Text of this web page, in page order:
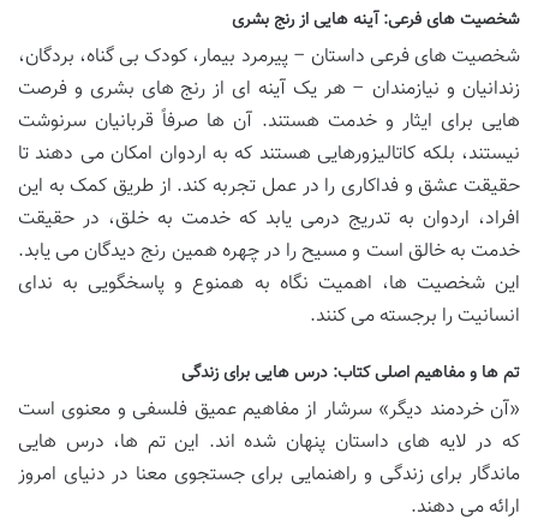
شخصیت های فرعی: آینه هایی از رنج بشری
شخصیت های فرعی داستان – پیرمرد بیمار، کودک بی گناه، بردگان،
زندانیان و نیازمندان – هر یک آینه ای از رنج های بشری و فرصت
هایی برای ایثار و خدمت هستند. آن ها صرفاً قربانیان سرنوشت
نیستند، بلکه کاتالیزورهایی هستند که به اردوان امکان می دهند تا
حقیقت عشق و فداکاری را در عمل تجربه کند. از طریق کمک به این
افراد، اردوان به تدریج درمی یابد که خدمت به خلق، در حقیقت
خدمت به خالق است و مسیح را در چهره همین رنج دیدگان می یابد.
این شخصیت ها، اهمیت نگاه به همنوع و پاسخگویی به ندای
انسانیت را برجسته می کنند.
تم ها و مفاهیم اصلی کتاب: درس هایی برای زندگی
«آن خردمند دیگر» سرشار از مفاهیم عمیق فلسفی و معنوی است
که در لایه های داستان پنهان شده اند. این تم ها، درس هایی
ماندگار برای زندگی و راهنمایی برای جستجوی معنا در دنیای امروز
ارائه می دهند.